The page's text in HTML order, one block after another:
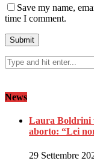
Save my name,
time I comment.
News
Laura Boldrini
aborto: “Lei
29 Settembre